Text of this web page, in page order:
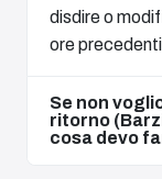
disdire o
ore
Se non
ritorno
cosa devo